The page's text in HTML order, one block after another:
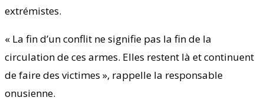
extrémistes.
« La fin d’un conflit ne signifie pas la fin de la
circulation de ces armes. Elles restent là et continuent
de faire des victimes », rappelle la responsable
onusienne.